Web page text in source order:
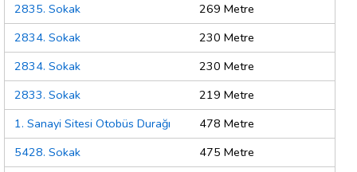
2835. Sokak
269 Metre
2834. Sokak
230 Metre
2834. Sokak
230 Metre
2833. Sokak
219 Metre
1. Sanayi Sitesi Otobüs Durağı
478 Metre
5428. Sokak
475 Metre